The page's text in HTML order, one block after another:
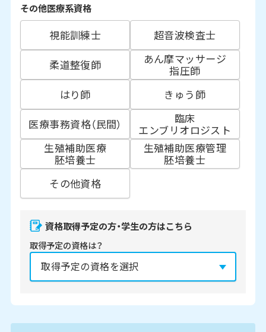
その他医療系資格
視能訓練士
超音波検査士
柔道整復師
あん摩マッサージ
指圧師
はり師
きゅう師
医療事務資格（民間）
臨床
エンブリオロジスト
生殖補助医療
胚培養士
生殖補助医療管理
胚培養士
その他資格
資格取得予定の方・学生の方はこちら
取得予定の資格は？
2027年 2028年 2029年 3月